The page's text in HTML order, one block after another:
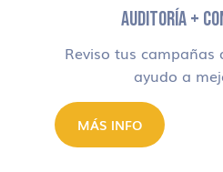
AUDITORÍA +
Reviso tus
ayudo a
MÁS INFO